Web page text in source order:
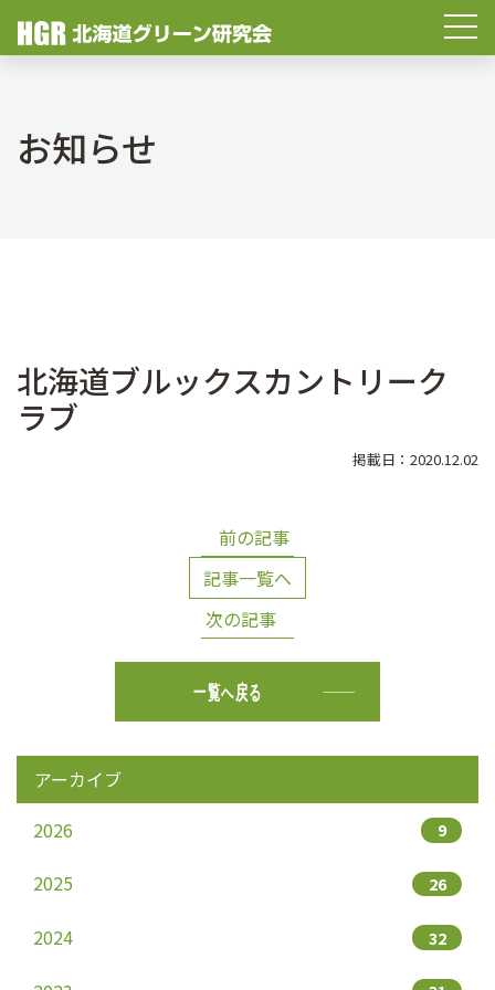
お知らせ
北海道ブルックスカントリーク
ラブ
掲載日：2020.12.02
前の記事
記事一覧へ
次の記事
一覧へ戻る
アーカイブ
2026
9
2025 26
2024 32